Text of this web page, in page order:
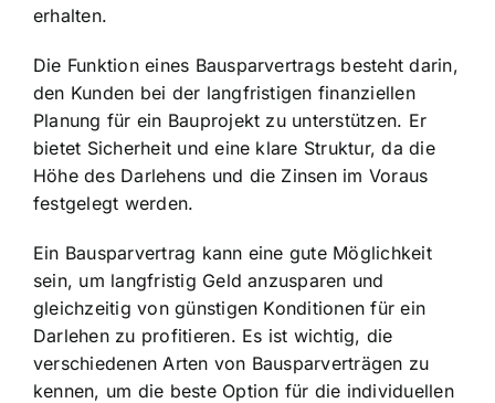
erhalten.
Die Funktion eines Bausparvertrags besteht darin,
den Kunden bei der langfristigen finanziellen
Planung für ein Bauprojekt zu unterstützen. Er
bietet Sicherheit undeine klare Struktur, da die
Höhe des Darlehens und die Zinsen im Voraus
festgelegt werden.
Ein Bausparvertrag kann eine gute Möglichkeit
sein, um langfristig Geld anzusparen und
gleichzeitig vongünstigen Konditionen für ein
Darlehenzu profitieren. Es ist wichtig, die
verschiedenen Arten von Bausparverträgen zu
kennen, um die beste Option für die individuellen